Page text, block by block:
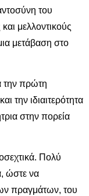
του
μελλοντικούς
μετάβαση στο
την πρώτη
την ιδιαιτερότητα
στην πορεία
Πολύ
ώστε να
πραγμάτων, του